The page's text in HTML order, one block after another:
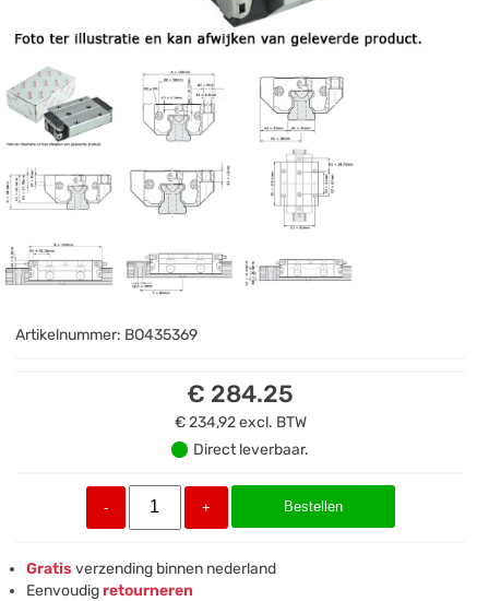
Artikelnummer: BO435369
€ 284.25
€ 234,92excl. BTW
Direct leverbaar.
- + Bestellen
Gratis verzending binnen nederland
Eenvoudigretourneren